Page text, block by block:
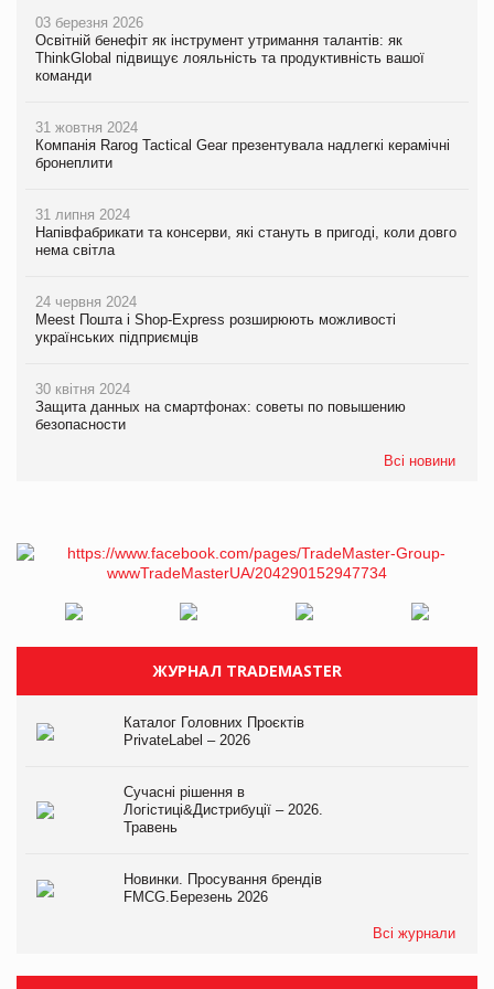
03 березня 2026
Освітній бенефіт як інструмент утримання талантів: як
ThinkGlobal підвищує лояльність та продуктивність вашої
команди
31 жовтня 2024
Компанія Rarog Tactical Gear презентувала надлегкі керамічні
бронеплити
31 липня 2024
Напівфабрикати та консерви, які стануть в пригоді, коли довго
нема світла
24 червня 2024
Meest Пошта і Shop-Express розширюють можливості
українських підприємців
30 квітня 2024
Защита данных на смартфонах: советы по повышению
безопасности
Всі новини
ЖУРНАЛ TRADEMASTER
Каталог Головних Проєктів
PrivateLabel – 2026
Сучасні рішення в
Логістиці&Дистрибуції – 2026.
Травень
Новинки. Просування брендів
FMCG.Березень 2026
Всі журнали